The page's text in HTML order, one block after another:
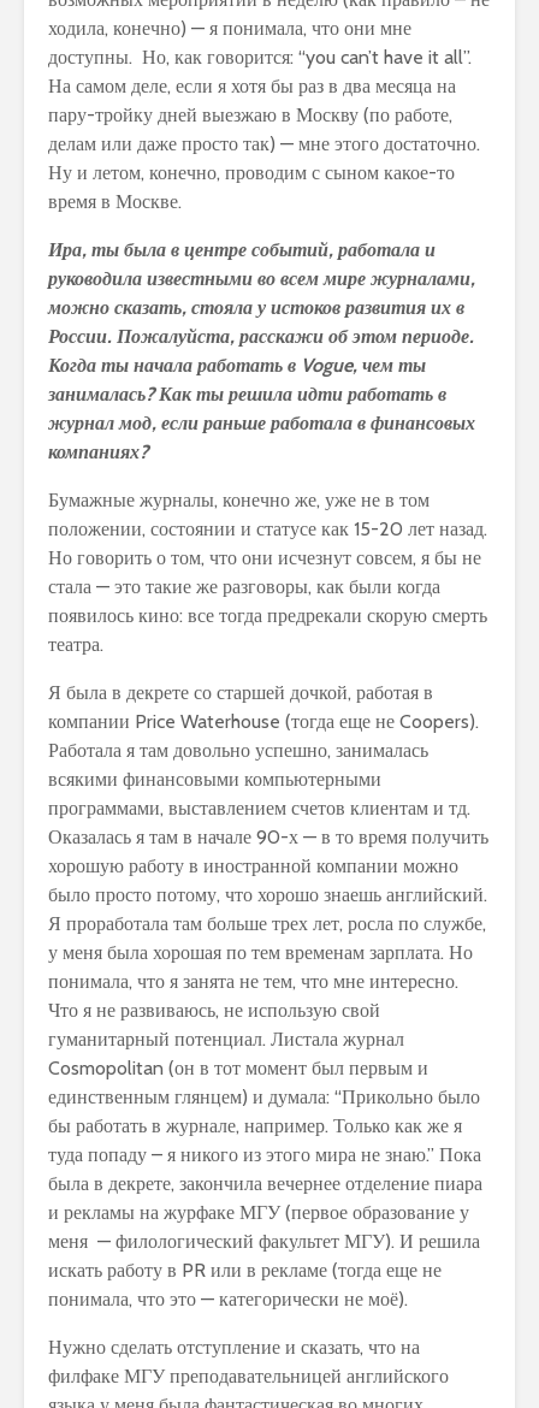
ходила, конечно) — я понимала, что они мне
доступны. Но, как говорится: “you can’t have it all”.
На самом деле, если я хотя бы раз в два месяца на
пару-тройку дней выезжаю в Москву (по работе,
делам или даже просто так) — мне этого достаточно.
Ну и летом, конечно, проводим с сыном какое-то
время в Москве.
Ира, ты была в центре событий, работала и
руководила известными во всем мире журналами,
можно сказать, стояла у истоков развития их в
России. Пожалуйста, расскажи об этом периоде.
Когда ты начала работать в Vogue, чем ты
занималась? Как ты решила идти работать в
журнал мод, если раньше работала в финансовых
компаниях?
Бумажные журналы, конечно же, уже не в том
положении, состоянии и статусе как 15-20 лет назад.
Но говорить о том, что они исчезнут совсем, я бы не
стала — это такие же разговоры, как были когда
появилось кино: все тогда предрекали скорую смерть
театра.
Я была в декрете со старшей дочкой, работая в
компании Price Waterhouse (тогда еще не Coopers).
Работала я там довольно успешно, занималась
всякими финансовыми компьютерными
программами, выставлением счетов клиентам и тд.
Оказалась я там в начале 90-х — в то время получить
хорошую работу в иностранной компании можно
было просто потому, что хорошо знаешь английский.
Я проработала там больше трех лет, росла по службе,
у меня была хорошая по тем временам зарплата. Но
понимала, что я занята не тем, что мне интересно.
Что я не развиваюсь, не использую свой
гуманитарный потенциал. Листала журнал
Cosmopolitan (он в тот момент был первым и
единственным глянцем) и думала: “Прикольно было
бы работать в журнале, например. Только как же я
туда попаду – я никого из этого мира не знаю.” Пока
была в декрете, закончила вечернее отделение пиара
и рекламы на журфаке МГУ (первое образование у
меня — филологический факультет МГУ). И решила
искать работу в PR или в рекламе (тогда еще не
понимала, что это — категорически не моё).
Нужно сделать отступление и сказать, что на
филфаке МГУ преподавательницей английского